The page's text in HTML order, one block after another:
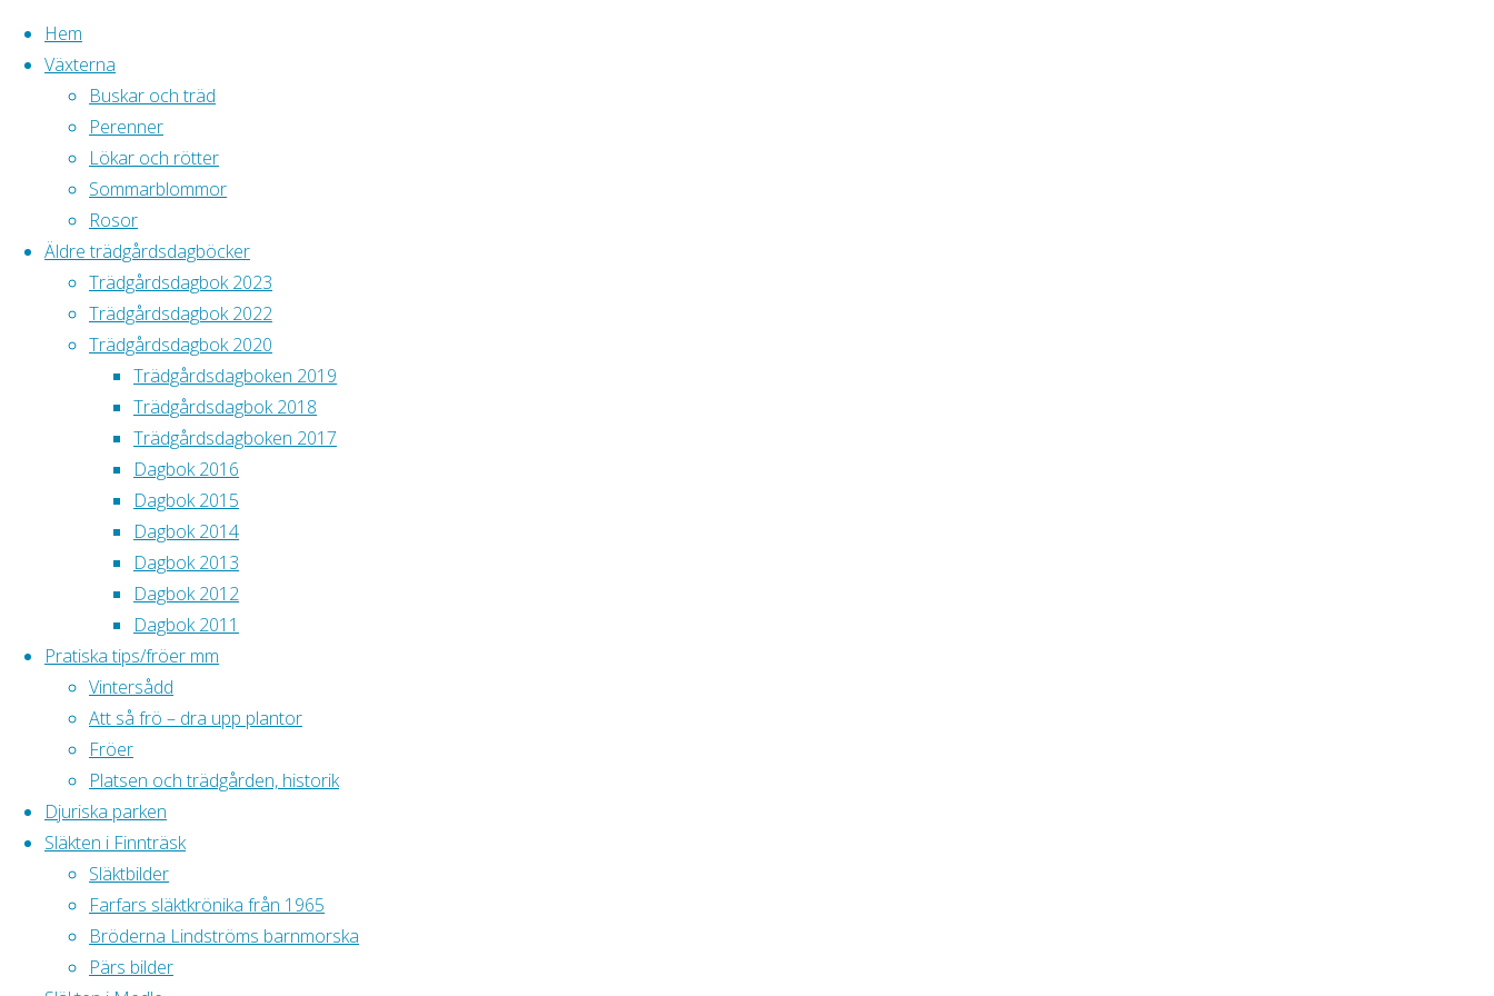
Hem
Växterna
Buskar och träd
Perenner
Lökar och rötter
Sommarblommor
Rosor
Äldre trädgårdsdagböcker
Trädgårdsdagbok 2023
Trädgårdsdagbok 2022
Trädgårdsdagbok 2020
Trädgårdsdagboken 2019
Trädgårdsdagbok 2018
Trädgårdsdagboken 2017
Dagbok 2016
Dagbok 2015
Dagbok 2014
Dagbok 2013
Dagbok 2012
Dagbok 2011
Pratiska tips/fröer mm
Vintersådd
Att så frö – dra upp plantor
Fröer
Platsen och trädgården, historik
Djuriska parken
Släkten i Finnträsk
Släktbilder
Farfars släktkrönika från 1965
Bröderna Lindströms barnmorska
Pärs bilder
Rosenglim
Arkiv
juli 2019
april 2019
mars 2019
februari 2019
september 2018
juli 2018
maj 2018
april 2018
februari 2018
januari 2018
toppen
Tänk på att alla bilder är
upphovsrättsskyddade. Ladda inte ner
bilderna på din dator.